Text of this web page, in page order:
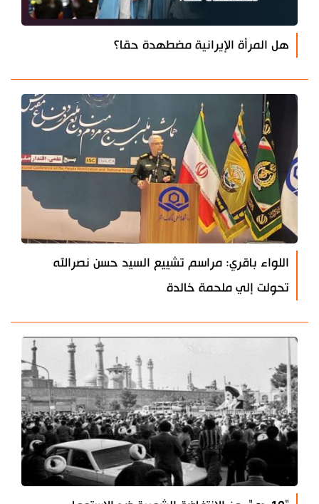
هل المرأة الإيرانية مضطهدة حقا؟
اللواء باقري: مراسم تشييع السيد حسن نصرالله
تحولت إلي ملحمة خالدة